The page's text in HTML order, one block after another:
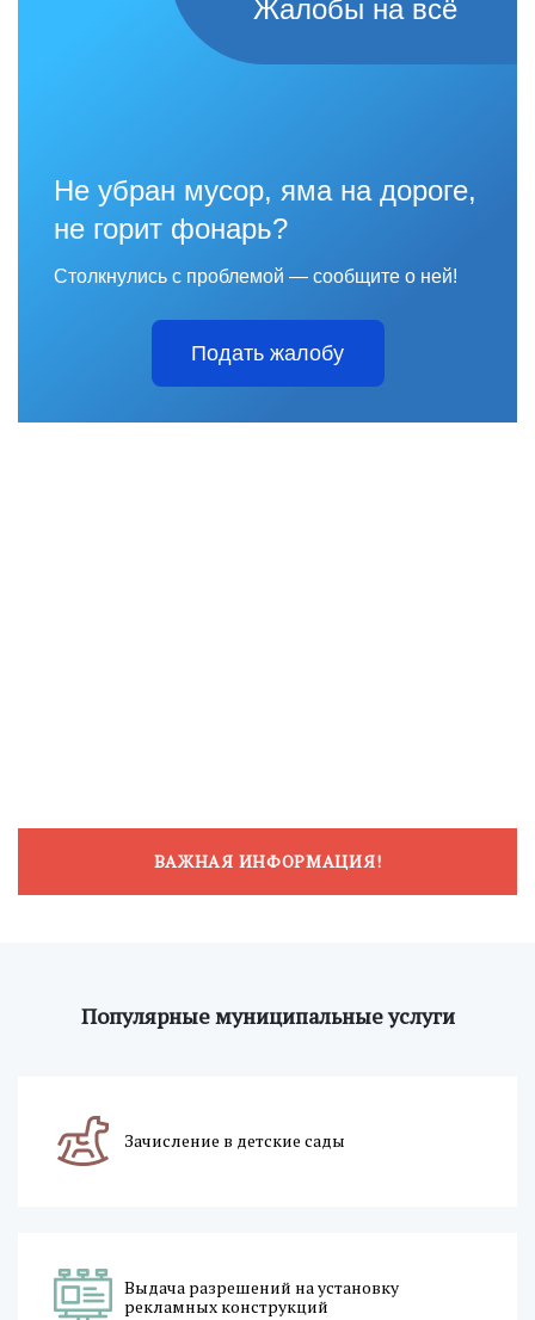
Жалобы на всё
Не убран мусор, яма на дороге,
не горит фонарь?
Столкнулись с проблемой — сообщите о ней!
Подать жалобу
ВАЖНАЯ ИНФОРМАЦИЯ!
Популярные муниципальные услуги
Зачисление в детские сады
Выдача разрешений на установку
рекламных конструкций